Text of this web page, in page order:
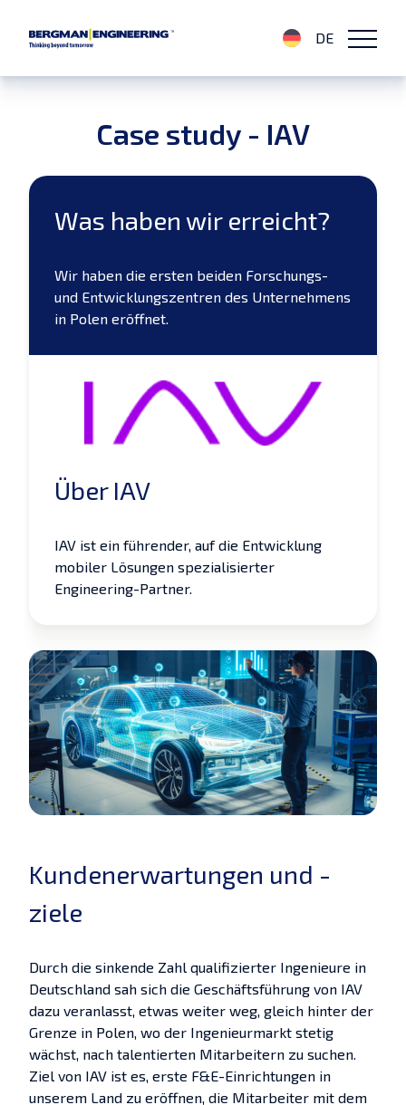
DE
Case study - IAV
Was haben wir erreicht?
Wir haben die ersten beiden Forschungs-
und Entwicklungszentren des Unternehmens
in Polen eröffnet.
Über IAV
IAV ist ein führender, auf die Entwicklung
mobiler Lösungen spezialisierter
Engineering-Partner.
Kundenerwartungen und -
ziele
Durch die sinkende Zahl qualifizierter Ingenieure in
Deutschland sah sich die Geschäftsführung von IAV
dazu veranlasst, etwas weiter weg, gleich hinter der
Grenze in Polen, wo der Ingenieurmarkt stetig
wächst, nach talentierten Mitarbeitern zu suchen.
Ziel von IAV ist es, erste F&E-Einrichtungen in
unserem Land zu eröffnen, die Mitarbeiter mit dem